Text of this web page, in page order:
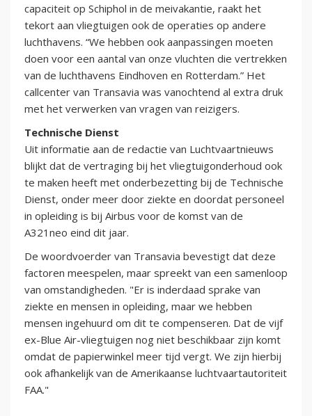
capaciteit op Schiphol in de meivakantie, raakt het
tekort aan vliegtuigen ook de operaties op andere
luchthavens. “We hebben ook aanpassingen moeten
doen voor een aantal van onze vluchten die vertrekken
van de luchthavens Eindhoven en Rotterdam.” Het
callcenter van Transavia was vanochtend al extra druk
met het verwerken van vragen van reizigers.
Technische Dienst
Uit informatie aan de redactie van Luchtvaartnieuws
blijkt dat de vertraging bij het vliegtuigonderhoud ook
te maken heeft met onderbezetting bij de Technische
Dienst, onder meer door ziekte en doordat personeel
in opleiding is bij Airbus voor de komst van de
A321neo eind dit jaar.
De woordvoerder van Transavia bevestigt dat deze
factoren meespelen, maar spreekt van een samenloop
van omstandigheden. "Er is inderdaad sprake van
ziekte en mensen in opleiding, maar we hebben
mensen ingehuurd om dit te compenseren. Dat de vijf
ex-Blue Air-vliegtuigen nog niet beschikbaar zijn komt
omdat de papierwinkel meer tijd vergt. We zijn hierbij
ook afhankelijk van de Amerikaanse luchtvaartautoriteit
FAA."